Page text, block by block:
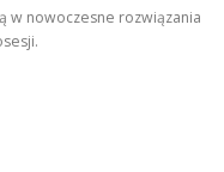
w nowoczesne rozwiązania